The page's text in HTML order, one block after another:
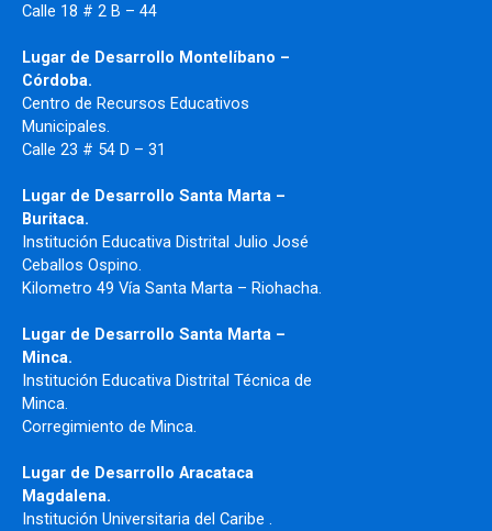
Calle 18 # 2 B – 44
Lugar de Desarrollo Montelíbano –
Córdoba.
Centro de Recursos Educativos
Municipales.
Calle 23 # 54 D – 31
Lugar de Desarrollo Santa Marta –
Buritaca.
Institución Educativa Distrital Julio José
Ceballos Ospino.
Kilometro 49 Vía Santa Marta – Riohacha.
Lugar de Desarrollo Santa Marta –
Minca.
Institución Educativa Distrital Técnica de
Minca.
Corregimiento de Minca.
Lugar de Desarrollo Aracataca
Magdalena.
Institución Universitaria del Caribe .